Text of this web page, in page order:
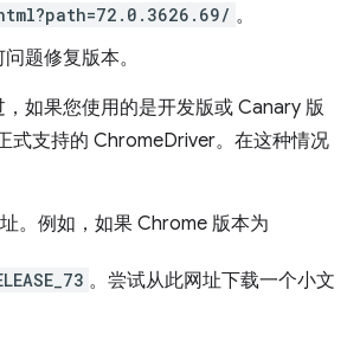
。
题修复版本。
如果您使用的是开发版或 Canary 版
式支持的 ChromeDriver。在这种情况
。例如，如果 Chrome 版本为
。尝试从此网址下载一个小文